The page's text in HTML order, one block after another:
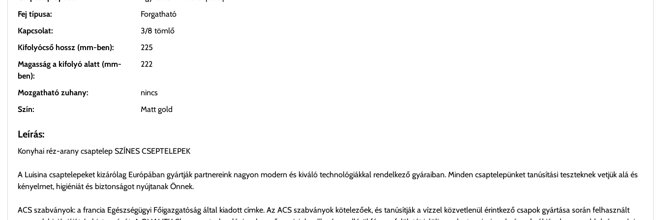
Fej típusa:
Forgatható
Kapcsolat:
3/8 tömlő
Kifolyócső hossz (mm-ben):
225
Magasság a kifolyó alatt (mm-
ben):
222
Mozgatható zuhany:
nincs
Szín:
Matt gold
Leírás:
Konyhai réz-arany csaptelep SZÍNES CSEPTELEPEK
A Luisina csaptelepeket kizárólag Európában gyártják partnereink nagyon modern és kiváló technológiákkal rendelkező gyáraiban. Minden csaptelepünket tanúsítási teszteknek vetjük alá és
kényelmet, higiéniát és biztonságot nyújtanak Önnek.
ACS szabványok: a francia Egészségügyi Főigazgatóság által kiadott címke. Az ACS szabványok kötelezőek, és tanúsítják a vízzel közvetlenül érintkező csapok gyártása során felhasznált